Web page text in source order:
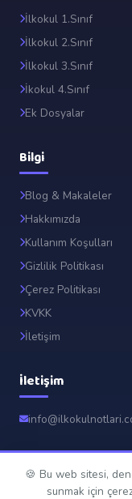
İlkokul 1.Sınıf
İlkokul 2.Sınıf
İlkokul 3.Sınıf
İkokul 4.Sınıf
Ek Dosyalar
Bilgi
Blog & Makaleler
Hakkımızda
Kullanım Koşulları
Gizlilik Politikası
Çerez Politikası
KVKK
İletişim
İletişim
© 2026
🍪 Bu web sitesi,
sunmak için